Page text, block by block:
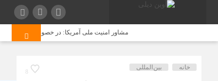
مشاور امنیت ملی آمریکا: در خصوص ایران، تمامی
8
خانه بین‌المللی